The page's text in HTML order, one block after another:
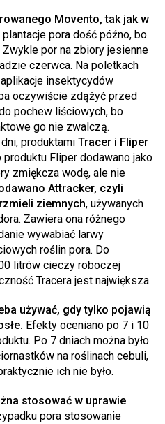
Movento, tak jak w
pora dość późno, bo
por na zbiory jesienne
czerwca. Na poletkach
insektycydów
oczywiście zdążyć przed
pochew liściowych, bo
go nie zwalczą.
produktami Tracer i Fliper
produktu Fliper dodawano jako
zmiękcza wodę, ale nie
Attracker, czyli
ziemnych, używanych
Zawiera ona różnego
wywabiać larwy
roślin pora. Do
litrów cieczy roboczej
Tracera jest największa.
używać, gdy tylko pojawią
Efekty oceniano po 7 i 10
Po 7 dniach można było
na roślinach cebuli,
ich nie było.
stosować w uprawie
pora stosowanie